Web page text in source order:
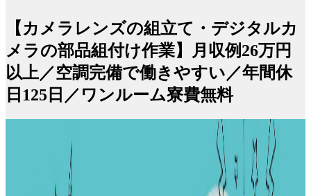
【カメラレンズの組立て・デジタルカ
メラの部品組付け作業】月収例26万円
以上／空調完備で働きやすい／年間休
日125日／ワンルーム寮費無料